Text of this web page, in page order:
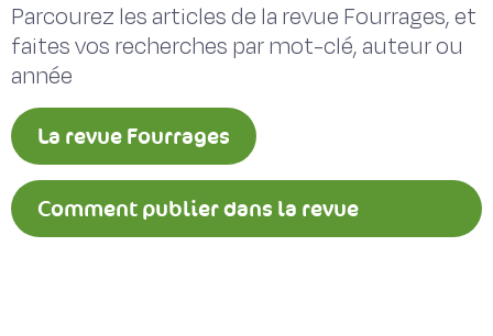
Parcourez les articles de la revue Fourrages, et
faites vos recherches par mot-clé, auteur ou
année
La revue Fourrages
Comment publier dans la revue